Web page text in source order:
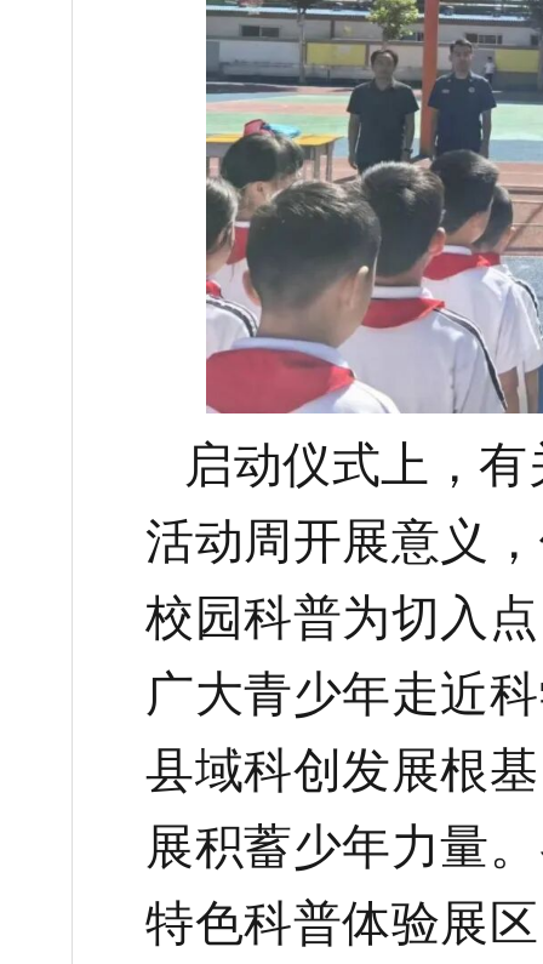
启动仪式上，有
活动周开展意义
校园科普为切入
广大青少年走近
县域科创发展根
展积蓄少年力量
特色科普体验展